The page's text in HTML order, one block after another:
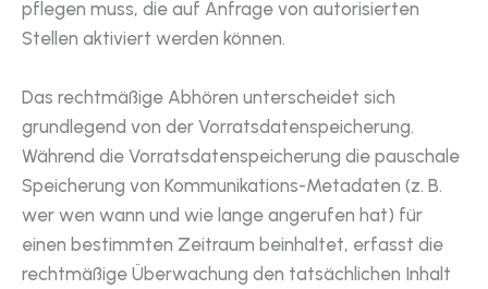
pflegen muss, die auf Anfrage von autorisierten
Stellen aktiviert werden können.
Das rechtmäßige Abhören unterscheidet sich
grundlegend von der Vorratsdatenspeicherung.
Während die Vorratsdatenspeicherung die pauschale
Speicherung von Kommunikations-Metadaten (z. B.
wer wen wann und wie lange angerufen hat) für
einen bestimmten Zeitraum beinhaltet, erfasst die
rechtmäßige Überwachung den tatsächlichen Inhalt